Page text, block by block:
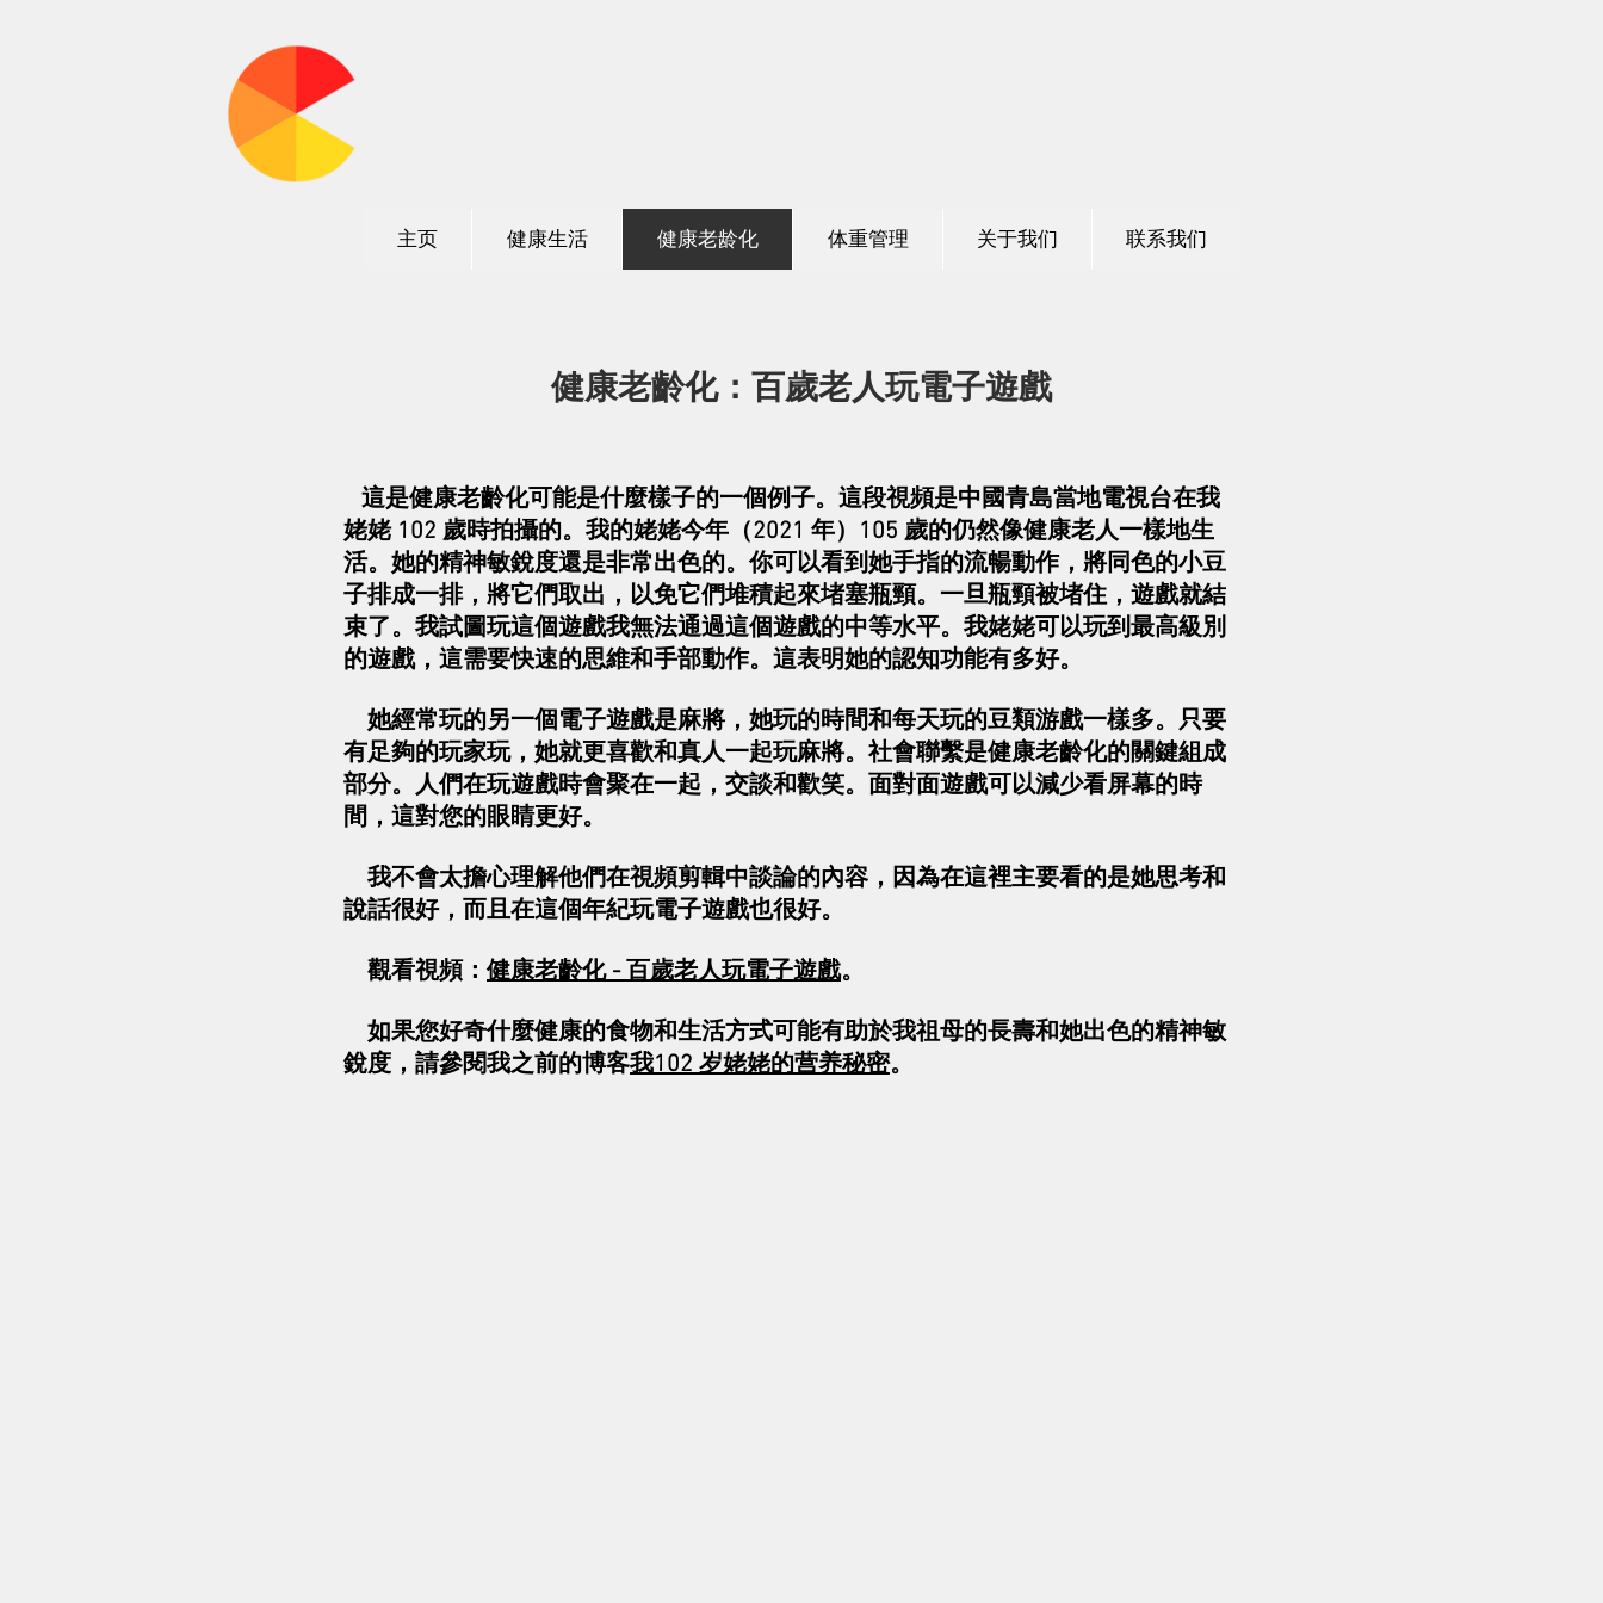
主页 健康生活 健康老龄化 体重管理 关于我们 联系我们
健康老齡化：百歲老人玩電子遊戲
這是健康老齡化可能是什麼樣子的一個例子。這段視頻是中國青島當地電視台在我
姥姥 102 歲時拍攝的。我的姥姥今年（2021 年）105 歲的仍然像健康老人一樣地生
活。她的精神敏銳度還是非常出色的。你可以看到她手指的流暢動作，將同色的小豆
子排成一排，將它們取出，以免它們堆積起來堵塞瓶頸。一旦瓶頸被堵住，遊戲就結
束了。我試圖玩這個遊戲我無法通過這個遊戲的中等水平。我姥姥可以玩到最高級別
的遊戲，這需要快速的思維和手部動作。這表明她的認知功能有多好。
她經常玩的另一個電子遊戲是麻將，她玩的時間和每天玩的豆類游戲一樣多。只要
有足夠的玩家玩，她就更喜歡和真人一起玩麻將。社會聯繫是健康老齡化的關鍵組成
部分。人們在玩遊戲時會聚在一起，交談和歡笑。面對面遊戲可以減少看屏幕的時
間，這對您的眼睛更好。
我不會太擔心理解他們在視頻剪輯中談論的內容，因為在這裡主要看的是她思考和
說話很好，而且在這個年紀玩電子遊戲也很好。
觀看視頻： 健康老齡化 - 百歲老人玩電子遊戲。
如果您好奇什麼健康的食物和生活方式可能有助於我祖母的長壽和她出色的精神敏
銳度，請參閱我之前的博客我102 岁姥姥的营养秘密。